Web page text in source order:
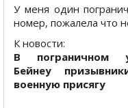
У меня один
номер, пожалела что
К новости:
В пограничном
Бейнеу
военную присягу